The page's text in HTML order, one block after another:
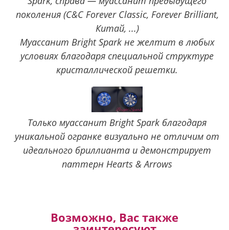
поколения (C&C Forever Classic, Forever Brilliant,
Китай, ...)
Муассанит Bright Spark не желтит в любых
условиях благодаря специальной структуре
кристаллической решетки.
Только муассанит Bright Spark благодаря
уникальной огранке визуально не отличим от
идеального бриллианта и демонстрирует
паттерн Hearts & Arrows
Возможно, Вас также